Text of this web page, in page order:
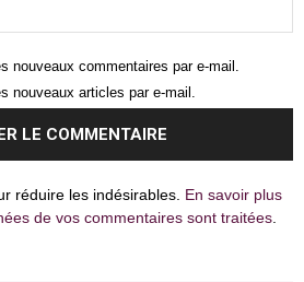
nouveaux commentaires par e-mail.
nouveaux articles par e-mail.
réduire les indésirables. En savoir plus
de vos commentaires sont traitées.